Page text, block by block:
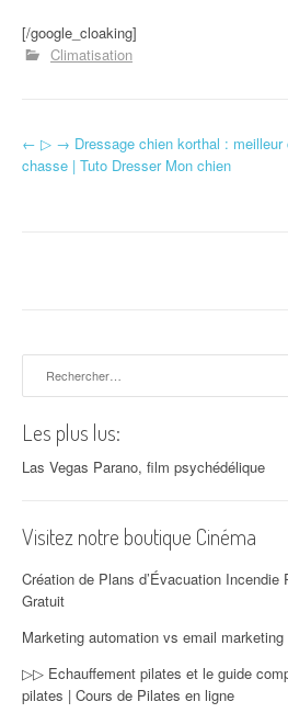
[/google_cloaking]
Climatisation
Navigation d'article
← ▷ → Dressage chien korthal : meilleur
chasse | Tuto Dresser Mon chien
Les plus lus:
Las Vegas Parano, film psychédélique
Visitez notre boutique Cinéma
Création de Plans d’Évacuation
Gratuit
Marketing automation vs email marketing
▷▷ Echauffement pilates et le guide
pilates | Cours de Pilates en ligne